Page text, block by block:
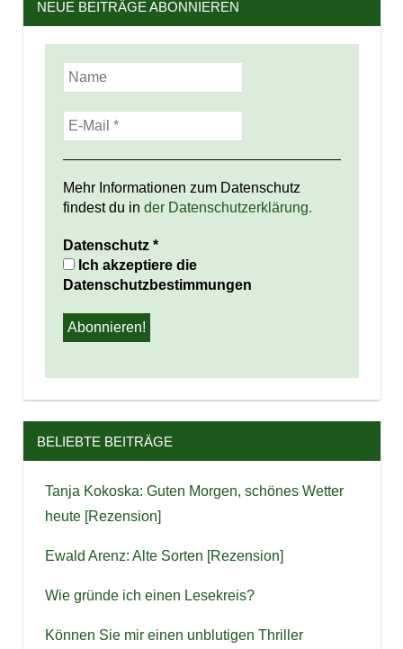
NEUE BEITRÄGE ABONNIEREN
Mehr Informationen zum Datenschutz
findest du in der Datenschutzerklärung.
Datenschutz *
Ich akzeptiere die
Datenschutzbestimmungen
BELIEBTE BEITRÄGE
Tanja Kokoska: Guten Morgen, schönes Wetter
heute [Rezension]
Ewald Arenz: Alte Sorten [Rezension]
Wie gründe ich einen Lesekreis?
Können Sie mir einen unblutigen Thriller